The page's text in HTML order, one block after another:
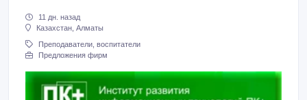
11 дн. назад
Казахстан, Алматы
Преподаватели, воспитатели
Предложения фирм